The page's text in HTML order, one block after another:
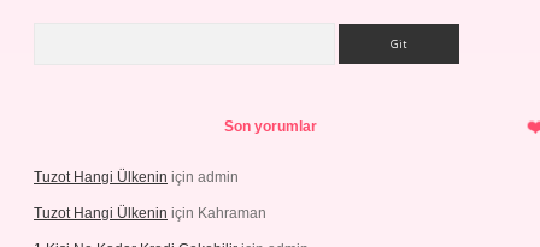
Son yorumlar
Tuzot Hangi Ülkenin için admin
Tuzot Hangi Ülkenin için Kahraman